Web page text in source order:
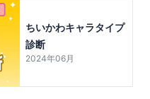
ちいかわキャラタイプ
診断
2024年06月